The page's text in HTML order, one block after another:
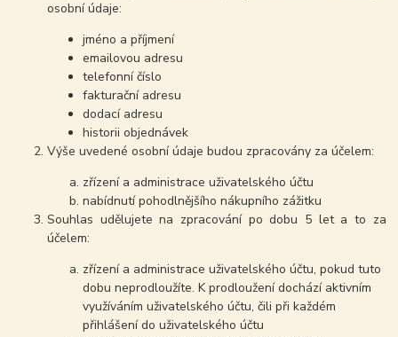
osobní údaje:
jméno a příjmení
emailovou adresu
telefonní číslo
fakturační adresu
dodací adresu
historii objednávek
Výše uvedené osobní údaje budou zpracovány za účelem:
zřízení a administrace uživatelského účtu
nabídnutí pohodlnějšího nákupního zážitku
Souhlas udělujete na zpracování po dobu 5 let a to za
účelem:
zřízení a administrace uživatelského účtu, pokud tuto
dobu neprodloužíte. K prodloužení dochází aktivním
využíváním uživatelského účtu, čili při každém
přihlášení do uživatelského účtu